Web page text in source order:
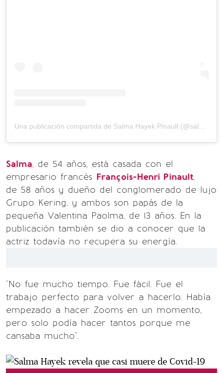
Salma, de 54 años, está casada con el
empresario francés François-Henri Pinault,
de 58 años y dueño del conglomerado de lujo
Grupo Kering, y ambos son papás de la
pequeña Valentina Paolma, de 13 años. En la
publicación también se dio a conocer que la
actriz todavía no recupera su energía.
"No fue mucho tiempo. Fue fácil. Fue el
trabajo perfecto para volver a hacerlo. Había
empezado a hacer Zooms en un momento,
pero solo podía hacer tantos porque me
cansaba mucho".